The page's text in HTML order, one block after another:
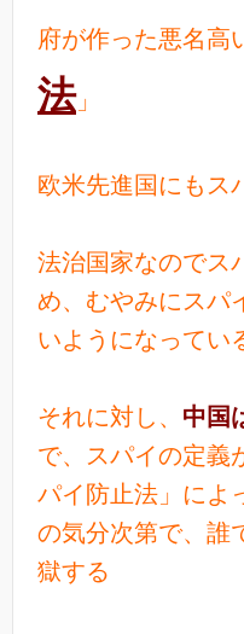
府が作った悪名高
法」
欧米先進国にもス
法治国家なのでス
め、むやみにスパ
いようになってい
それに対し、 中国
で、スパイの定義
パイ防止法」によ
の気分次第で、誰
獄する